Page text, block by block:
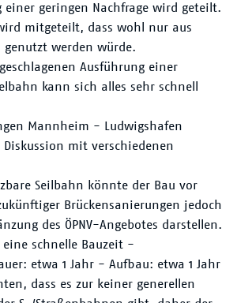
einer geringen Nachfrage wird geteilt.
mitgeteilt, dass wohl nur aus
werden würde.
Ausführung einer
kann sich alles sehr schnell
Mannheim - Ludwigshafen
Diskussion mit verschiedenen
Seilbahn könnte der Bau vor
Brückensanierungen jedoch
des ÖPNV-Angebotes darstellen.
schnelle Bauzeit -
etwa 1 Jahr - Aufbau: etwa 1 Jahr
dass es zur keiner generellen